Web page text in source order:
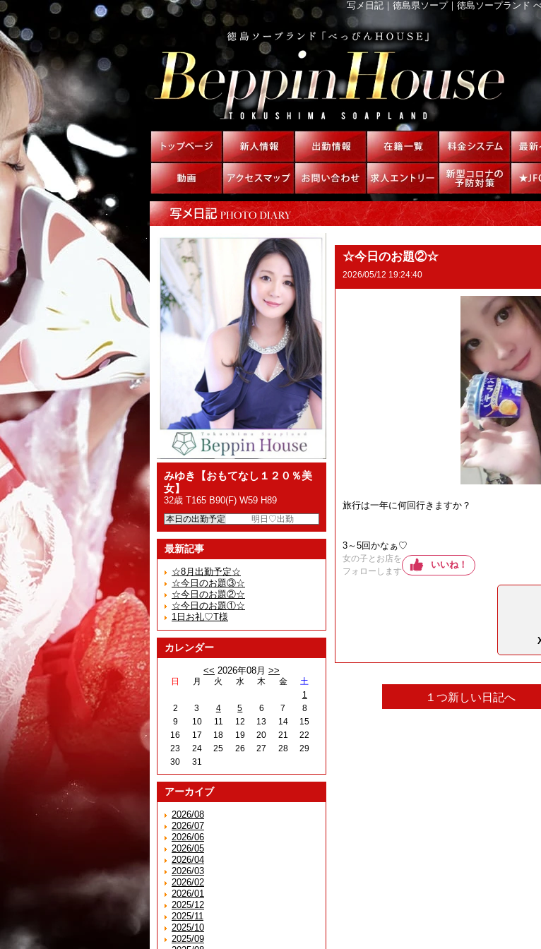
写メ日記｜徳島県ソープ｜徳島ソープランド
みゆき【おもてなし１２０％美
女】
32歳 T165 B90(F) W59 H89
本日の出勤予定 明日♡出勤
最新記事
☆8月出勤予定☆
☆今日のお題③☆
☆今日のお題②☆
☆今日のお題①☆
1日お礼♡T様
カレンダー
<< 2026年08月 >>
日 月 火 水 木 金
土
1
2
3 4 5 6 7
8
9
10 11 12 13 14
15
16
17 18 19 20 21
22
23
24 25 26 27 28
29
30
31
アーカイブ
2026/08
2026/07
2026/06
2026/05
2026/04
2026/03
2026/02
2026/01
2025/12
2025/11
2025/10
2025/09
☆今日のお題②☆
2026/05/12 19:24:40
旅行は一年に何回行きますか？
3～5回かなぁ♡
女の子とお店を
フォローします
いいね！
１つ新しい日記へ